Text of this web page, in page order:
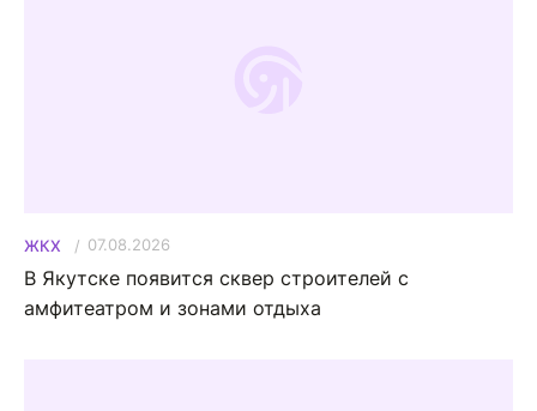
ЖКХ 07.08.2026
В Якутске появится сквер строителей с
амфитеатром и зонами отдыха